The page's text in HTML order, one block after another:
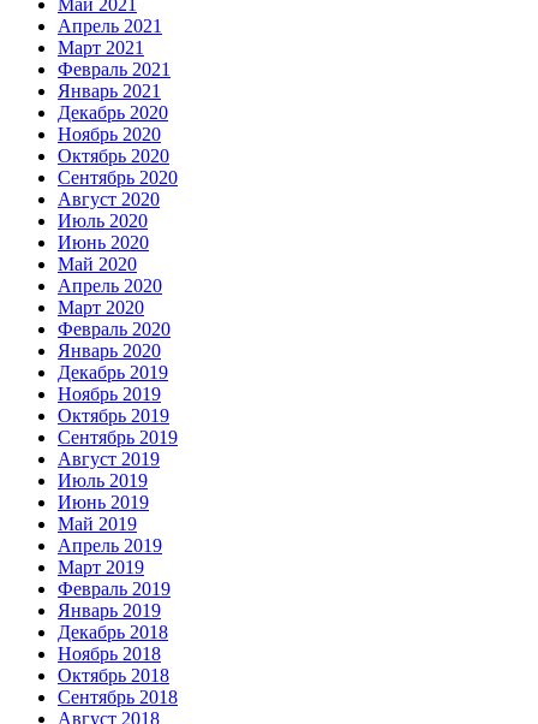
Апрель 2021
Март 2021
Февраль 2021
Январь 2021
Декабрь 2020
Ноябрь 2020
Октябрь 2020
Сентябрь 2020
Август 2020
Июль 2020
Июнь 2020
Май 2020
Апрель 2020
Март 2020
Февраль 2020
Январь 2020
Декабрь 2019
Ноябрь 2019
Октябрь 2019
Сентябрь 2019
Август 2019
Июль 2019
Июнь 2019
Май 2019
Апрель 2019
Март 2019
Февраль 2019
Январь 2019
Декабрь 2018
Ноябрь 2018
Октябрь 2018
Сентябрь 2018
Август 2018